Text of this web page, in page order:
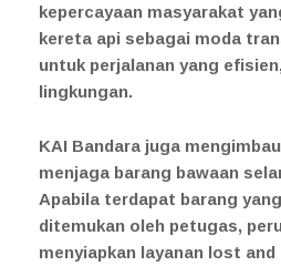
kepercayaan masyarakat
kereta api sebagai moda
untuk perjalanan yang
lingkungan.
KAI Bandara juga
menjaga barang bawaan
Apabila terdapat barang
ditemukan oleh petugas,
menyiapkan layanan lost